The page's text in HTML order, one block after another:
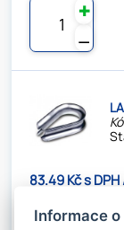
⚊
✚
83.49 Kč s DPH
Informace